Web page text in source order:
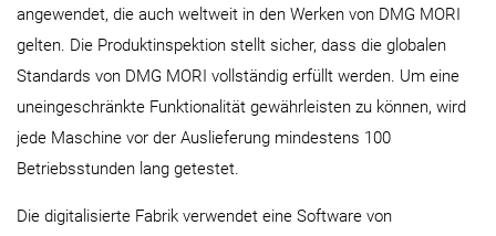
angewendet, die auch weltweit in den Werken von DMG MORI
gelten. Die Produktinspektion stellt sicher, dass die globalen
Standards von DMG MORI vollständig erfüllt werden. Um eine
uneingeschränkte Funktionalität gewährleisten zu können, wird
jede Maschine vor der Auslieferung mindestens 100
Betriebsstunden lang getestet.
Die digitalisierte Fabrik verwendet eine Software von